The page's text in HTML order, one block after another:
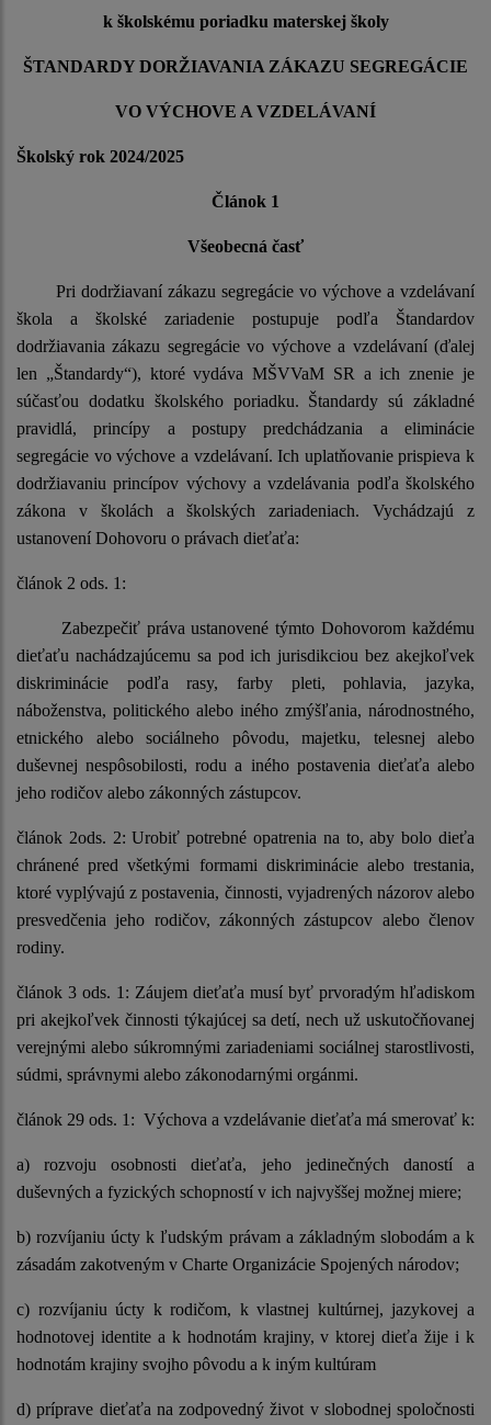
k školskému poriadku materskej školy
ŠTANDARDY DORŽIAVANIA ZÁKAZU SEGREGÁCIE
VO VÝCHOVE A VZDELÁVANÍ
Školský rok 2024/2025
Článok 1
Všeobecná časť
Pri dodržiavaní zákazu segregácie vo výchove a vzdelávaní
škola a školské zariadenie postupuje podľa Štandardov
dodržiavania zákazu segregácie vo výchove a vzdelávaní (ďalej
len „Štandardy“), ktoré vydáva MŠVVaM SR a ich znenie je
súčasťou dodatku školského poriadku. Štandardy sú základné
pravidlá, princípy a postupy predchádzania a eliminácie
segregácie vo výchove a vzdelávaní. Ich uplatňovanie prispieva k
dodržiavaniu princípov výchovy a vzdelávania podľa školského
zákona v školách a školských zariadeniach. Vychádzajú z
ustanovení Dohovoru o právach dieťaťa:
článok 2 ods. 1:
Zabezpečiť práva ustanovené týmto Dohovorom každému
dieťaťu nachádzajúcemu sa pod ich jurisdikciou bez akejkoľvek
diskriminácie podľa rasy, farby pleti, pohlavia, jazyka,
náboženstva, politického alebo iného zmýšľania, národnostného,
etnického alebo sociálneho pôvodu, majetku, telesnej alebo
duševnej nespôsobilosti, rodu a iného postavenia dieťaťa alebo
jeho rodičov alebo zákonných zástupcov.
článok 2ods. 2:Urobiť potrebné opatrenia na to, aby bolo dieťa
chránené pred všetkými formami diskriminácie alebo trestania,
ktoré vyplývajú z postavenia, činnosti, vyjadrených názorov alebo
presvedčenia jeho rodičov, zákonných zástupcov alebo členov
rodiny.
článok 3 ods. 1: Záujem dieťaťa musí byť prvoradým hľadiskom
pri akejkoľvek činnosti týkajúcej sa detí, nech už uskutočňovanej
verejnými alebo súkromnými zariadeniami sociálnej starostlivosti,
súdmi, správnymi alebo zákonodarnými orgánmi.
článok 29 ods. 1: Výchova a vzdelávanie dieťaťa má smerovať k:
a) rozvoju osobnosti dieťaťa, jeho jedinečných daností a
duševných a fyzických schopností v ich najvyššej možnej miere;
b) rozvíjaniu úcty k ľudským právam a základným slobodám a k
zásadám zakotveným v Charte Organizácie Spojených národov;
c) rozvíjaniu úcty k rodičom, k vlastnej kultúrnej, jazykovej a
hodnotovej identite a k hodnotám krajiny, v ktorej dieťa žije i k
hodnotám krajiny svojho pôvodu a k iným kultúram
d) príprave dieťaťa na zodpovedný život v slobodnej spoločnosti